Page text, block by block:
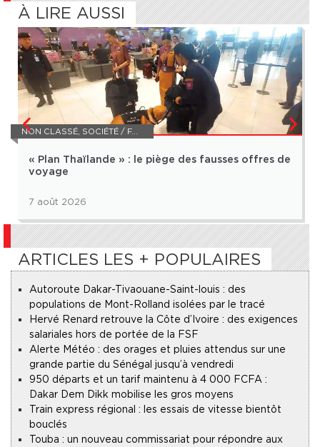
À LIRE AUSSI
NON CLASSÉ SOCIÉTÉ / FAIT DIVERS
« Plan Thaïlande » : le piège des fausses offres de
voyage
7 août 2026
ARTICLES LES + POPULAIRES
Autoroute Dakar-Tivaouane-Saint-louis : des
populations de Mont-Rolland isolées par le tracé
Hervé Renard retrouve la Côte d’Ivoire : des exigences
salariales hors de portée de la FSF
Alerte Météo : des orages et pluies attendus sur une
grande partie du Sénégal jusqu’à vendredi
950 départs et un tarif maintenu à 4 000 FCFA :
Dakar Dem Dikk mobilise les gros moyens
Train express régional : les essais de vitesse bientôt
bouclés
Touba : un nouveau commissariat pour répondre aux